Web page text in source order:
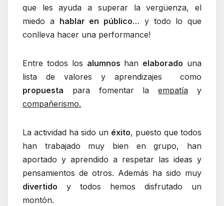
que les ayuda a superar la vergüenza, el
miedo a hablar en público… y todo lo que
conlleva hacer una performance!
Entre todos los alumnos han elaborado una
lista de valores y aprendizajes como
propuesta para fomentar laempatía y
compañerismo.
La actividad ha sido un éxito, puesto que todos
han trabajado muy bien en grupo, han
aportado y aprendido a respetar las ideas y
pensamientos de otros. Además ha sido muy
divertido y todos hemos disfrutado un
montón.